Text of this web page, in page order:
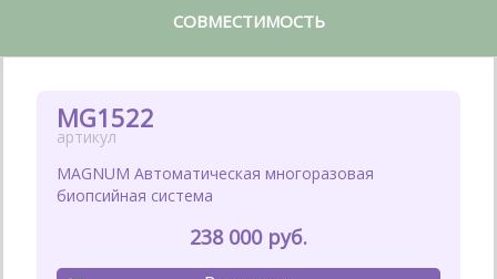
СОВМЕСТИМОСТЬ
MAGNUM Автоматическая многоразовая
биопсийная система
MG1522
238 000